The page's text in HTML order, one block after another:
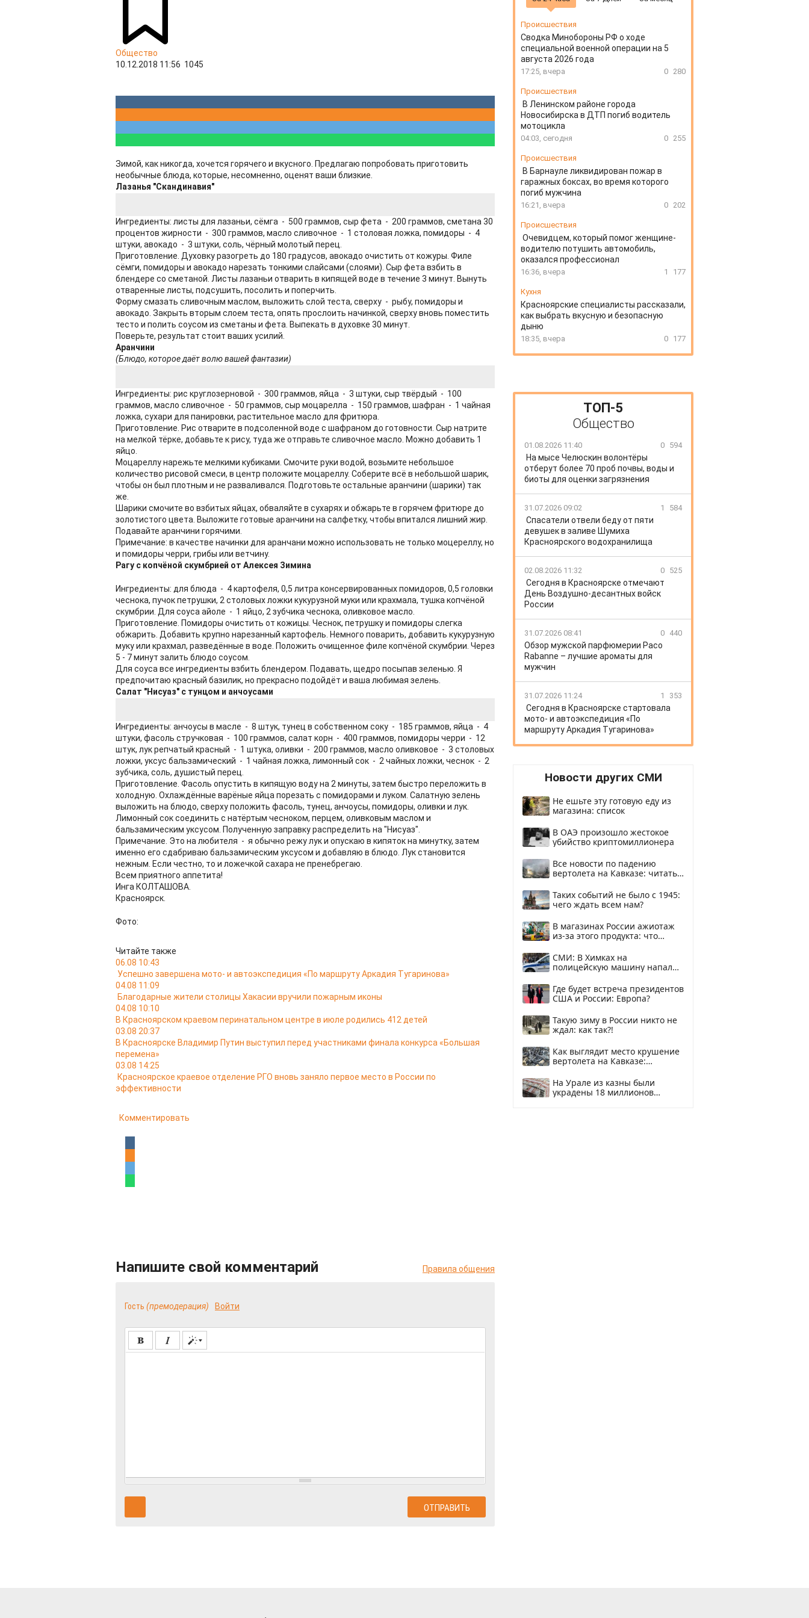
Общество
10.12.2018 11:56 1045
Зимой, как никогда, хочется горячего и вкусного. Предлагаю попробовать приготовить
необычные блюда, которые, несомненно, оценят ваши близкие.
Лазанья "Скандинавия"
Ингредиенты: листы для лазаньи, сёмга - 500 граммов, сыр фета - 200 граммов, сметана 30
процентов жирности - 300 граммов, масло сливочное - 1 столовая ложка, помидоры - 4
штуки, авокадо - 3 штуки, соль, чёрный молотый перец.
Приготовление. Духовку разогреть до 180 градусов, авокадо очистить от кожуры. Филе
сёмги, помидоры и авокадо нарезать тонкими слайсами (слоями). Сыр фета взбить в
блендере со сметаной. Листы лазаньи отварить в кипящей воде в течение 3 минут. Вынуть
отваренные листы, подсушить, посолить и поперчить.
Форму смазать сливочным маслом, выложить слой теста, сверху - рыбу, помидоры и
авокадо. Закрыть вторым слоем теста, опять прослоить начинкой, сверху вновь поместить
тесто и полить соусом из сметаны и фета. Выпекать в духовке 30 минут.
Поверьте, результат стоит ваших усилий.
Аранчини
(Блюдо, которое даёт волю вашей фантазии)
Ингредиенты: рис круглозерновой - 300 граммов, яйца - 3 штуки, сыр твёрдый - 100
граммов, масло сливочное - 50 граммов, сыр моцарелла - 150 граммов, шафран - 1 чайная
ложка, сухари для панировки, растительное масло для фритюра.
Приготовление. Рис отварите в подсоленной воде с шафраном до готовности. Сыр натрите
на мелкой тёрке, добавьте к рису, туда же отправьте сливочное масло. Можно добавить 1
яйцо.
Моцареллу нарежьте мелкими кубиками. Смочите руки водой, возьмите небольшое
количество рисовой смеси, в центр положите моцареллу. Соберите всё в небольшой шарик,
чтобы он был плотным и не разваливался. Подготовьте остальные аранчини (шарики) так
же.
Шарики смочите во взбитых яйцах, обваляйте в сухарях и обжарьте в горячем фритюре до
золотистого цвета. Выложите готовые аранчини на салфетку, чтобы впитался лишний жир.
Подавайте аранчини горячими.
Примечание: в качестве начинки для аранчани можно использовать не только моцереллу, но
и помидоры черри, грибы или ветчину.
Рагу с копчёной скумбрией от Алексея Зимина
Ингредиенты: для блюда - 4 картофеля, 0,5 литра консервированных помидоров, 0,5 головки
чеснока, пучок петрушки, 2 столовых ложки кукурузной муки или крахмала, тушка копчёной
скумбрии. Для соуса айоле - 1 яйцо, 2 зубчика чеснока, оливковое масло.
Приготовление. Помидоры очистить от кожицы. Чеснок, петрушку и помидоры слегка
обжарить. Добавить крупно нарезанный картофель. Немного поварить, добавить кукурузную
муку или крахмал, разведённые в воде. Положить очищенное филе копчёной скумбрии. Через
5 - 7 минут залить блюдо соусом.
Для соуса все ингредиенты взбить блендером. Подавать, щедро посыпав зеленью. Я
предпочитаю красный базилик, но прекрасно подойдёт и ваша любимая зелень.
Салат "Нисуаз" с тунцом и анчоусами
Ингредиенты: анчоусы в масле - 8 штук, тунец в собственном соку - 185 граммов, яйца - 4
штуки, фасоль стручковая - 100 граммов, салат корн - 400 граммов, помидоры черри - 12
штук, лук репчатый красный - 1 штука, оливки - 200 граммов, масло оливковое - 3 столовых
ложки, уксус бальзамический - 1 чайная ложка, лимонный сок - 2 чайных ложки, чеснок - 2
зубчика, соль, душистый перец.
Приготовление. Фасоль опустить в кипящую воду на 2 минуты, затем быстро переложить в
холодную. Охлаждённые варёные яйца порезать с помидорами и луком. Салатную зелень
выложить на блюдо, сверху положить фасоль, тунец, анчоусы, помидоры, оливки и лук.
Лимонный сок соединить с натёртым чесноком, перцем, оливковым маслом и
бальзамическим уксусом. Полученную заправку распределить на "Нисуаз".
Примечание. Это на любителя - я обычно режу лук и опускаю в кипяток на минутку, затем
именно его сдабриваю бальзамическим уксусом и добавляю в блюдо. Лук становится
нежным. Если честно, то и ложечкой сахара не пренебрегаю.
Всем приятного аппетита!
Инга КОЛТАШОВА.
Красноярск.
Фото:
Читайте также
06.08 10:43
Успешно завершена мото- и автоэкспедиция «По маршруту Аркадия Тугаринова»
04.08 11:09
Благодарные жители столицы Хакасии вручили пожарным иконы
04.08 10:10
В Красноярском краевом перинатальном центре в июле родились 412 детей
03.08 20:37
В Красноярске Владимир Путин выступил перед участниками финала конкурса «Большая
перемена»
03.08 14:25
Красноярское краевое отделение РГО вновь заняло первое место в России по
эффективности
Комментировать
Напишите свой комментарий Правила общения
Гость (премодерация) Войти
Происшествия
Сводка Минобороны РФ о ходе
специальной военной операции на 5
августа 2026 года
17:25, вчера 0 280
Происшествия
В Ленинском районе города
Новосибирска в ДТП погиб водитель
мотоцикла
04:03, сегодня 0 255
Происшествия
В Барнауле ликвидирован пожар в
гаражных боксах, во время которого
погиб мужчина
16:21, вчера 0 202
Происшествия
Очевидцем, который помог женщине-
водителю потушить автомобиль,
оказался профессионал
16:36, вчера 1 177
Кухня
Красноярские специалисты рассказали,
как выбрать вкусную и безопасную
дыню
18:35, вчера 0 177
ТОП-5
Общество
01.08.2026 11:40 0 594
На мысе Челюскин волонтёры
отберут более 70 проб почвы, воды и
биоты для оценки загрязнения
31.07.2026 09:02 1 584
Спасатели отвели беду от пяти
девушек в заливе Шумиха
Красноярского водохранилища
02.08.2026 11:32 0 525
Сегодня в Красноярске отмечают
День Воздушно-десантных войск
России
31.07.2026 08:41 0 440
Обзор мужской парфюмерии Paco
Rabanne – лучшие ароматы для
мужчин
31.07.2026 11:24 1 353
Сегодня в Красноярске стартовала
мото- и автоэкспедиция «По
маршруту Аркадия Тугаринова»
Новости других СМИ
Не ешьте эту готовую еду из
магазина: список
В ОАЭ произошло жестокое
убийство криптомиллионера
Все новости по падению
вертолета на Кавказе: читать
Таких событий не было с 1945:
чего ждать всем нам?
В магазинах России ажиотаж
из-за этого продукта: что
СМИ: В Химках на
полицейскую машину напали
Где будет встреча президентов
США и России: Европа?
Такую зиму в России никто не
ждал: как так?!
Как выглядит место крушение
вертолета на Кавказе:
На Урале из казны были
украдены 18 миллионов